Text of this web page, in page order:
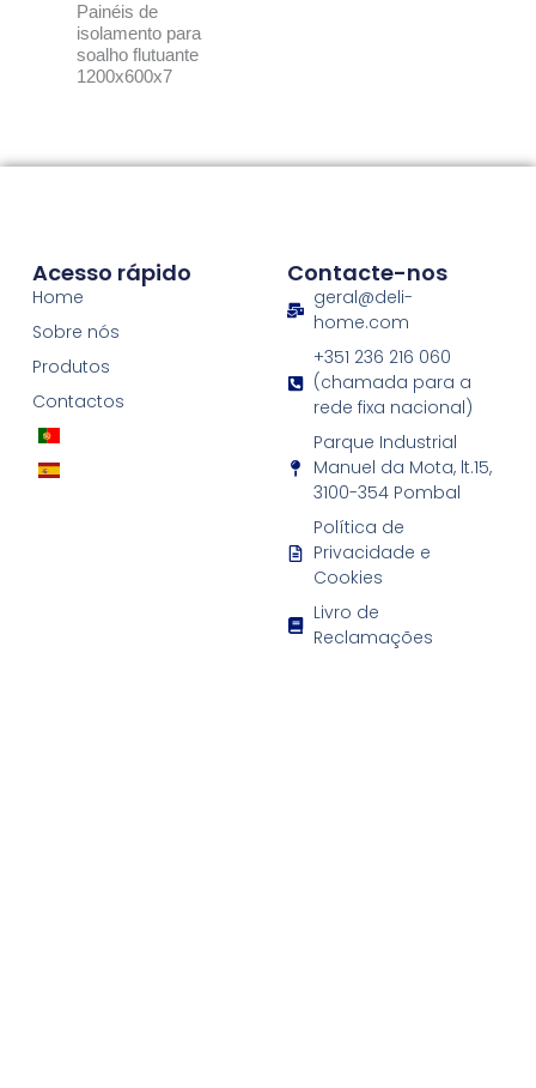
Painéis de
isolamento para
soalho flutuante
1200x600x7
Acesso rápido
Home
Sobre nós
Produtos
Contactos
Contacte-nos
geral@deli-
home.com
+351 236 216 060
(chamada para a
rede fixa nacional)
Parque Industrial
Manuel da Mota, lt.15,
3100-354 Pombal
Política de
Privacidade e
Cookies
Livro de
Reclamações